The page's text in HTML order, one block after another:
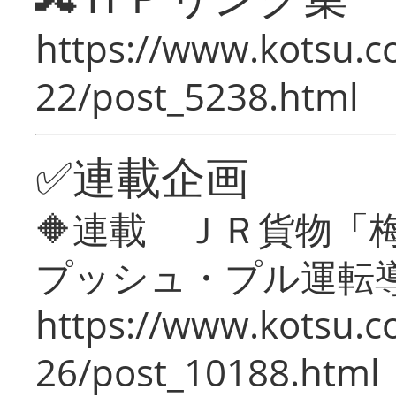
https://
22/post_5238.html
✅連載企画
🔶連載 ＪＲ貨物「
プッシュ・プル運転
https://
26/post_10188.html